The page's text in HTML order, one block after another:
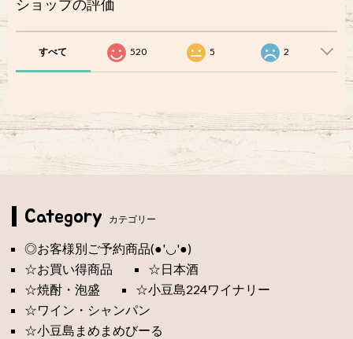
ショップの評価
すべて 520 5 2
Category カテゴリー
◎お客様別ご予約商品(●'◡'●)
☆お買い得商品
☆日本酒
☆焼酎・泡盛
☆小豆島224ワイナリー
☆ワイン・シャンパン
☆小豆島まめまめびーる